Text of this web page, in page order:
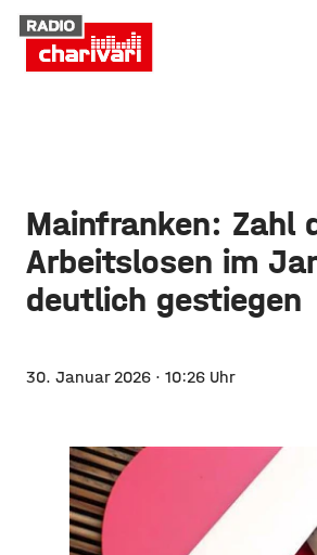
Mainfranken: Zahl
Arbeitslosen im
deutlich gestiegen
30. Januar 2026 · 10:26 Uhr